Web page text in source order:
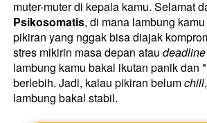
Psikosomatis, di mana lambung
pikiran yang nggak bisa diajak
stres mikirin masa depan atau deadline
lambung kamu bakal ikutan panik dan
berlebih. Jadi, kalau pikiran belum chill
lambung bakal stabil.